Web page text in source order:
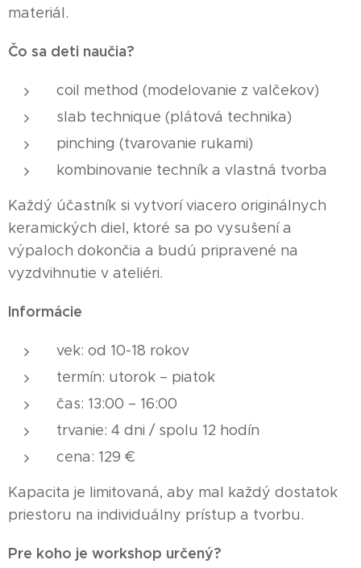
materiál.
Čo sa deti naučia?
coil method (modelovanie z valčekov)
slab technique (plátová technika)
pinching (tvarovanie rukami)
kombinovanie techník a vlastná tvorba
Každý účastník si vytvorí viacero originálnych
keramických diel, ktoré sa po vysušení a
výpaloch dokončia a budú pripravené na
vyzdvihnutie v ateliéri.
Informácie
vek: od 10-18 rokov
termín: utorok – piatok
čas: 13:00 – 16:00
trvanie: 4 dni / spolu 12 hodín
cena: 129 €
Kapacita je limitovaná, aby mal každý dostatok
priestoru na individuálny prístup a tvorbu.
Pre koho je workshop určený?